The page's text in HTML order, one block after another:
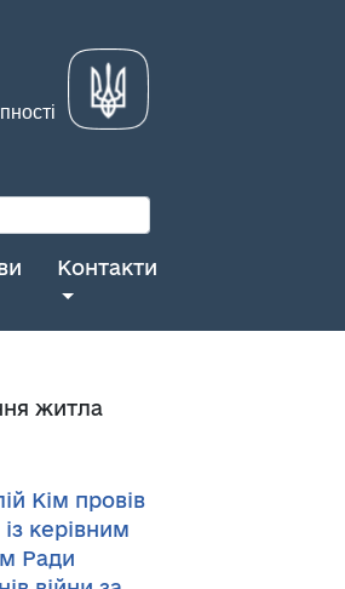
Контакти
житла
Кім провів
із керівним
Ради